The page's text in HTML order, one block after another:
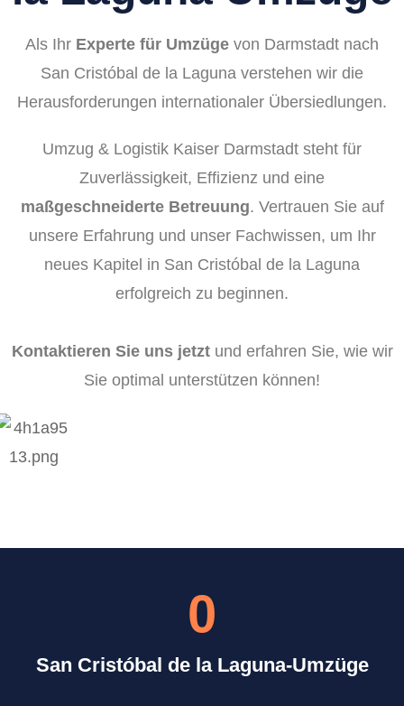
Als Ihr Experte für Umzüge von Darmstadt nach
San Cristóbal de la Laguna verstehen wir die
Herausforderungen internationaler Übersiedlungen.
Umzug & Logistik Kaiser Darmstadt steht für
Zuverlässigkeit, Effizienz und eine
maßgeschneiderte Betreuung. Vertrauen Sie auf
unsere Erfahrung und unser Fachwissen, um Ihr
neues Kapitel in San Cristóbal de la Laguna
erfolgreich zu beginnen.
Kontaktieren Sie uns jetztund erfahren Sie, wie wir
Sie optimal unterstützen können!
San Cristóbal de la Laguna-Umzüge
0